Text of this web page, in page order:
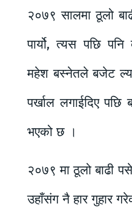
२०७९ सालमा ठूलो
पार्यो, त्यस पछि
महेश बस्नेतले बजेट
पर्खाल लगाईदिए पछि
भएको छ ।
२०७९ मा ठूलो बाढी
उहाँसंग नै हार गुहार